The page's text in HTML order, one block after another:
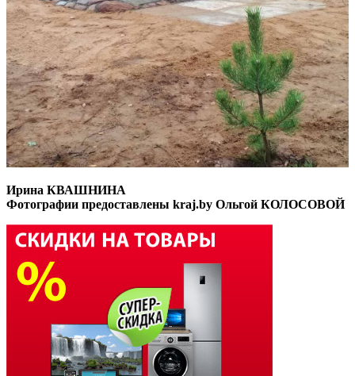
Ирина КВАШНИНА
Фотографии предоставлены kraj.by Ольгой КОЛОСОВОЙ